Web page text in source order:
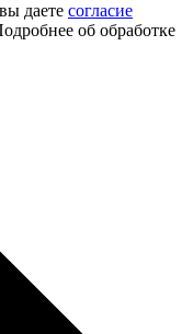
даете согласие
об обработке